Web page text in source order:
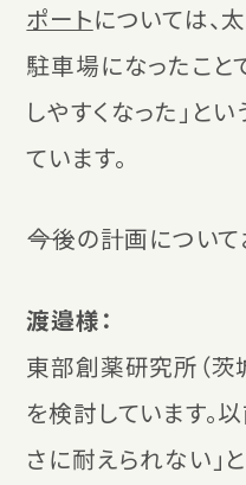
ポートについては、
駐車場になったこと
しやすくなった」と
ています。
――今後の計画につい
渡邉様：
東部創薬研究所（茨
を検討しています。
さに耐えられない」